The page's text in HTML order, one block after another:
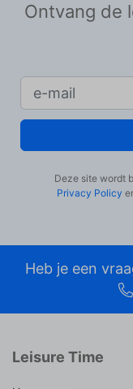
Ontvang de
Deze site wordt
Privacy Policy
Heb je een
Leisure Time